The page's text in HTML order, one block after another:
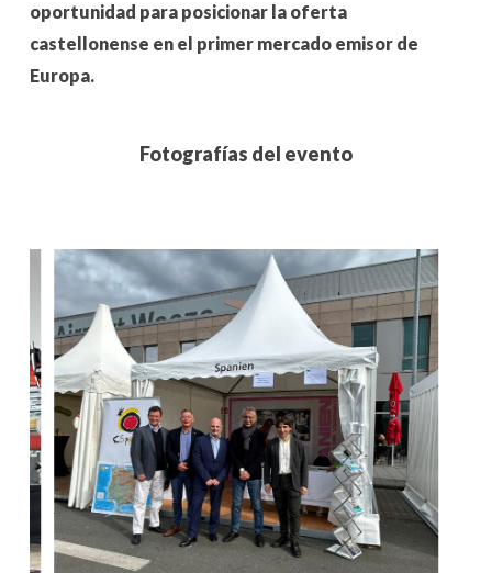
oportunidad para posicionar la oferta
castellonense en el primer mercado emisor de
Europa.
Fotografías del evento